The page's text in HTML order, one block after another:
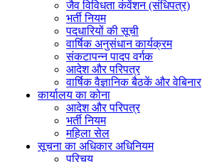
जैव विविधता कंवेंशन (संधिपत्र)
भर्ती नियम
पदधारियों की सूची
वार्षिक अनुसंधान कार्यक्रम
संकटापन्न पादप वर्गक
आदेश और परिपत्र
वार्षिक वैज्ञानिक बैठकें और वेबिनार
कार्यालय का कोना
आदेश और परिपत्र
भर्ती नियम
महिला सेल
सूचना का अधिकार अधिनियम
परिचय